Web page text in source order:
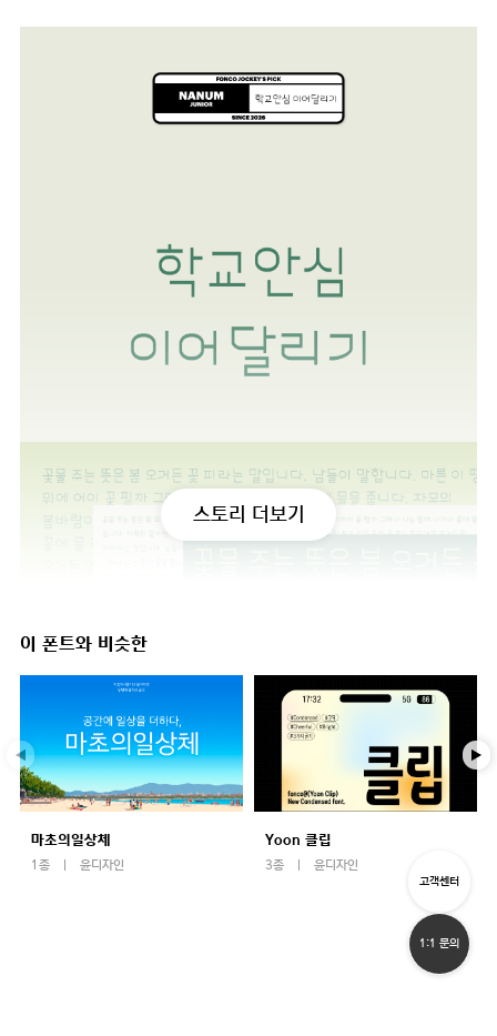
스토리 더보기
이 폰트와 비슷한
마초의일상체
1종 윤디자인
Yoon 클립
3종 윤디자인
고객센터
1:1 문의